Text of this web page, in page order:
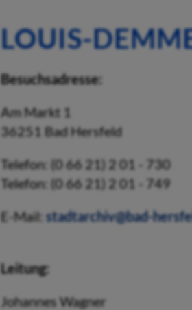
LOUIS-
Besuchsadresse:
Am Markt 1
36251 Bad Hersfeld
Telefon: (0 66 21) 2 01 - 730
Telefon: (0 66 21) 2 01 - 749
E-Mail: stadtarchiv@bad-
Leitung:
Johannes Wagner